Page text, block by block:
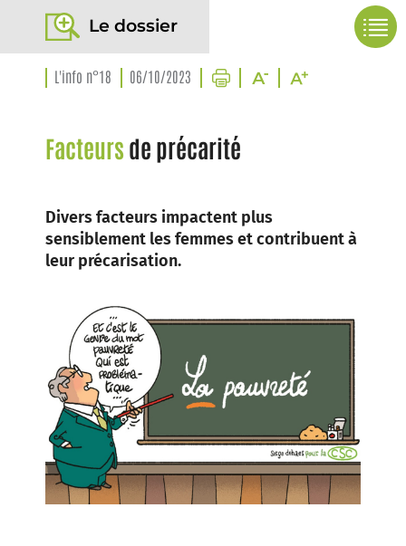
Le dossier
L'info n°18 06/10/2023
Facteursde précarité
Divers facteurs impactent plus
sensiblement les femmes et contribuent à
leur précarisation.